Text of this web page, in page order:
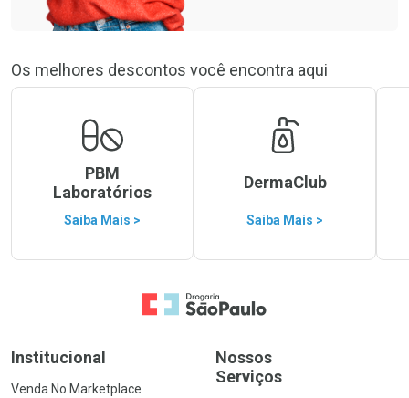
Os melhores descontos você encontra aqui
PBM
Laboratórios
Saiba Mais >
DermaClub
Saiba Mais >
Ir para a Home
Institucional
Venda No Marketplace
Nossos
Serviços